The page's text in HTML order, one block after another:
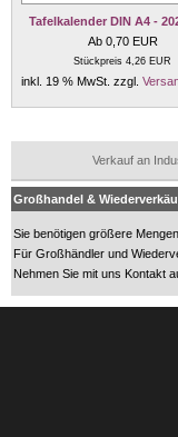
Tafelkalender DIN A4 -
Ab 0,70 EUR
Stückpreis 4,26 EUR
inkl. 19 % MwSt. zzgl.
Verkauf an
Großhandel &
Sie benötigen größere
Für Großhändler und
Nehmen Sie mit uns Kontakt